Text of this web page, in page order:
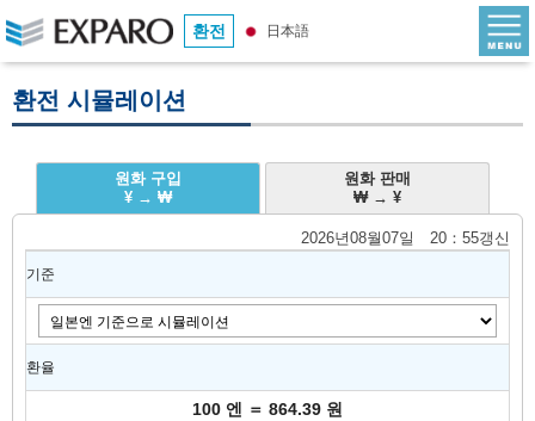
환전 日本語
환전 시뮬레이션
원화 구입
¥ → ₩
원화 판매
₩ → ¥
2026년08월07일 20：55갱신
기준
환율
100 엔 ＝ 864.39 원